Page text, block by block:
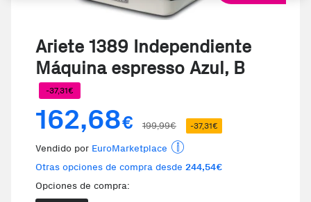
Ariete 1389 Independiente
Máquina espresso Azul, B
-37,31€
162,68€ 199,99€ -37,31€
Vendido por EuroMarketplace
Otras opciones de compra desde 244,54€
Opciones de compra: